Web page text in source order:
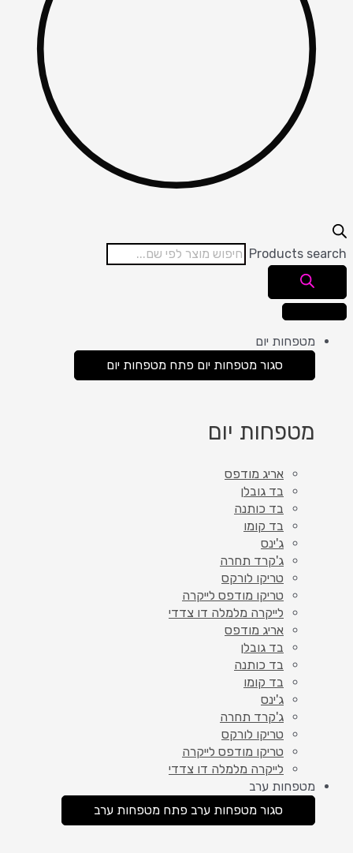
Products search
מטפחות יום
סגור מטפחות יום פתח מטפחות יום
מטפחות יום
אריג מודפס
בד גובלן
בד כותנה
בד קומו
ג'ינס
ג'קרד תחרה
טריקו לורקס
טריקו מודפס לייקרה
לייקרה מלמלה דו צדדי
אריג מודפס
בד גובלן
בד כותנה
בד קומו
ג'ינס
ג'קרד תחרה
טריקו לורקס
טריקו מודפס לייקרה
לייקרה מלמלה דו צדדי
מטפחות ערב
סגור מטפחות ערב פתח מטפחות ערב